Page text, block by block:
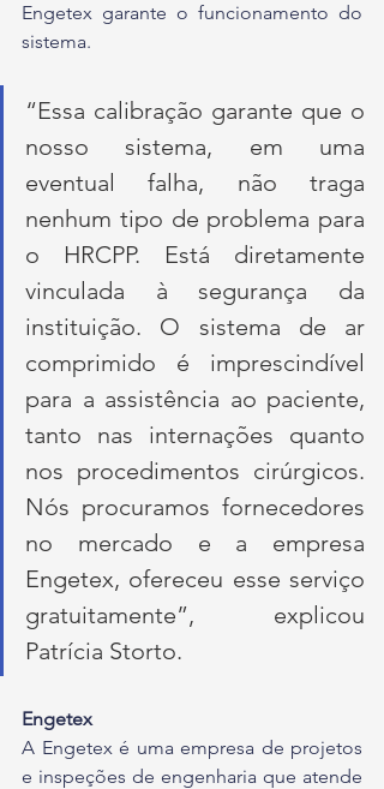
Engetex garante o funcionamento do
sistema.
“Essa calibração garante que o
nosso sistema, em uma
eventual falha, não traga
nenhum tipo de problema para
o HRCPP. Está diretamente
vinculada à segurança da
instituição. O sistema de ar
comprimido é imprescindível
para a assistência ao paciente,
tanto nas internações quanto
nos procedimentos cirúrgicos.
Nós procuramos fornecedores
no mercado e a empresa
Engetex, ofereceu esse serviço
gratuitamente”, explicou
Patrícia Storto.
Engetex
A Engetex é uma empresa de projetos
e inspeções de engenharia que atende